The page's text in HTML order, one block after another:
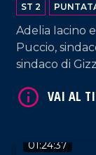
ST 2
Adelia Iacino
Puccio,
sindaco di
01:24:37
VAI AL TITOLO